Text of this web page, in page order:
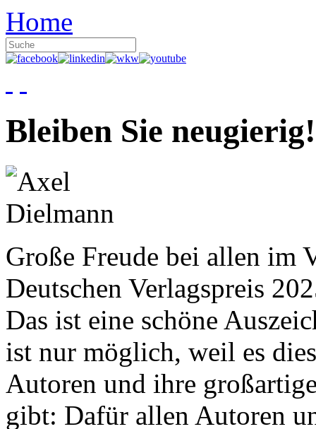
Home
Bleiben Sie neugierig!
Große Freude bei allen im
Deutschen Verlagspreis
Das ist eine schöne
ist nur möglich, weil es
Autoren und ihre
gibt: Dafür allen Autoren